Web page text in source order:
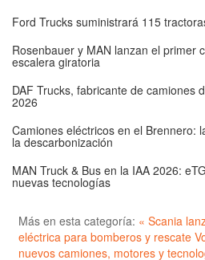
Ford Trucks suministrará 115
Rosenbauer y MAN lanzan el primer
escalera giratoria
DAF Trucks, fabricante de camiones
2026
Camiones eléctricos en el Brennero:
la descarbonización
MAN Truck & Bus en la IAA 2026:
nuevas tecnologías
Más en esta categoría: « Scania
eléctrica para bomberos y rescate
nuevos camiones, motores y